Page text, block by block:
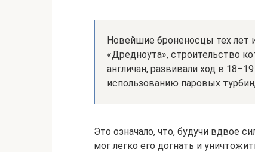
Новейшие броненосцы тех лет
«Дредноута», строительство
англичан, развивали ход в
использованию паровых
Это означало, что, будучи вдвое
мог легко его догнать и